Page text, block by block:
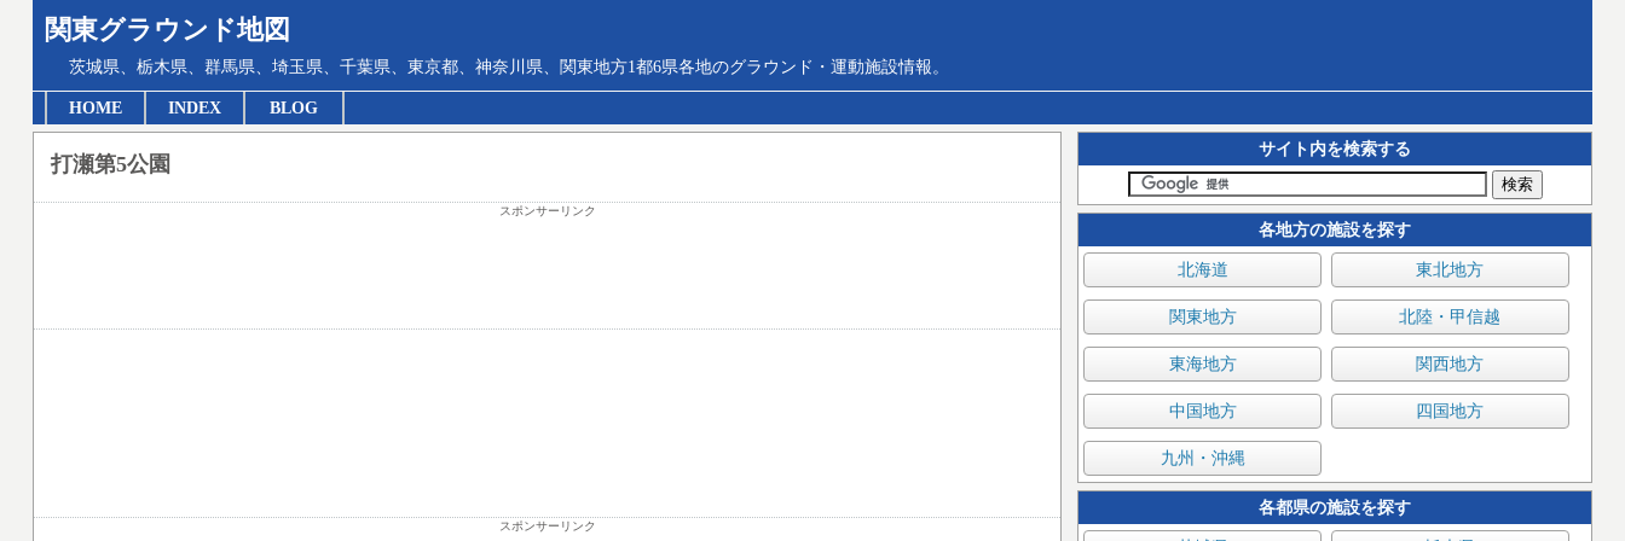
関東グラウンド地図
茨城県、栃木県、群馬県、埼玉県、千葉県、東京都、神奈川県、関東地方1都6県各地のグラウンド・運動施設情報。
HOME INDEX BLOG
サイト内を検索する
各地方の施設を探す
北海道 東北地方
関東地方 北陸・甲信越
東海地方 関西地方
中国地方 四国地方
九州・沖縄
各都県の施設を探す
打瀬第5公園
スポンサーリンク
スポンサーリンク